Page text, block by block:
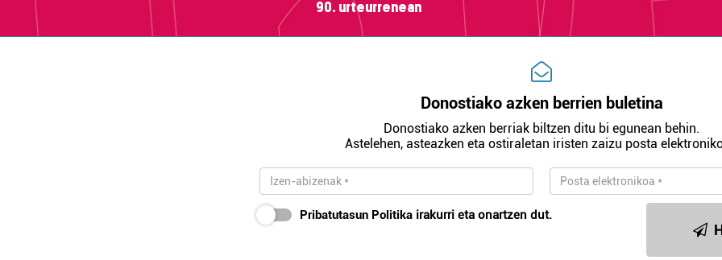
90. urteurrenean
Donostiako azken berrien buletina
Donostiako azken berriak biltzen ditu bi egunean behin.
Astelehen, asteazken eta ostiraletan iristen zaizu posta
Pribatutasun Politika irakurri eta onartzen dut.